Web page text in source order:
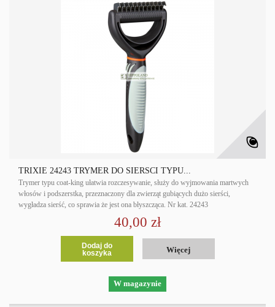
TRIXIE 24243 TRYMER DO SIERŚCI TYPU...
Trymer typu coat-king ułatwia rozczesywanie, służy do wyjmowania martwych
włosów i podszerstka, przeznaczony dla zwierząt gubiących dużo sierści,
wygładza sierść, co sprawia że jest ona błyszcząca. Nr kat. 24243
40,00 zł
Dodaj do
koszyka
Więcej
W magazynie